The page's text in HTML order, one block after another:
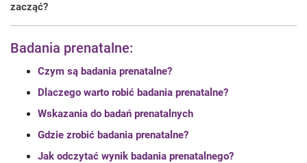
zacząć?
Badania prenatalne:
Czym są badania prenatalne?
Dlaczego warto robić badania prenatalne?
Wskazania do badań prenatalnych
Gdzie zrobić badania prenatalne?
Jak odczytać wynik badania prenatalnego?